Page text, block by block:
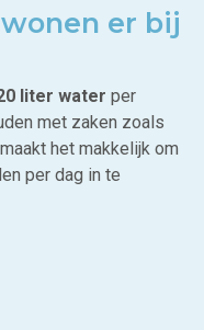
er bij
liter water per
met zaken zoals
het makkelijk om
per dag in te